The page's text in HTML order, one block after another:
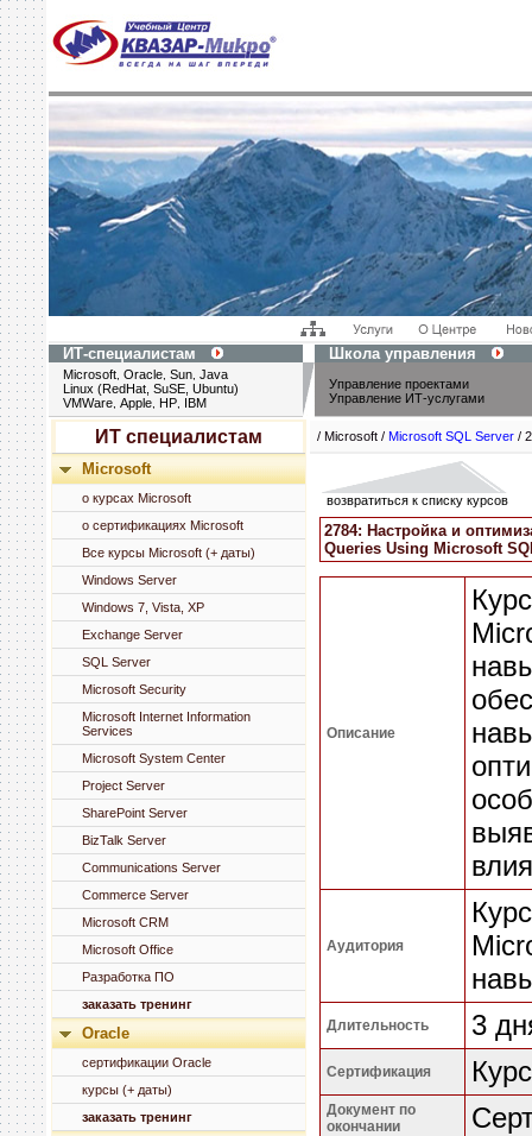
ИТ-специалистам Школа управления
Microsoft Oracle Sun Java
Linux (RedHat, SuSE, Ubuntu)
VMWare Apple HP IBM
Управление проектами
Управление ИТ-услугами
ИТ специалистам
Microsoft
о курсах Microsoft
о сертификациях Microsoft
Все курсы Microsoft (+ даты)
Windows Server
Windows 7, Vista, XP
Exchange Server
SQL Server
Microsoft Security
Microsoft Internet Information
Services
Microsoft System Center
Project Server
SharePoint Server
BizTalk Server
Communications Server
Commerce Server
Microsoft CRM
Microsoft Office
Разработка ПО
заказать тренинг
Oracle
сертификации Oracle
курсы (+ даты)
заказать тренинг
/ Microsoft / Microsoft SQL Server /
возвратиться к списку курсов
2784: Настройка и
Queries Using Microsoft
Описание
Аудитория
Длительность 3
Сертификация
Документ по
окончании